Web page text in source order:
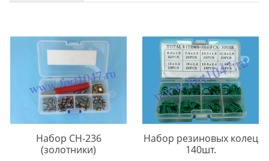
Набор CH-236
(золотники)
Набор резиновых колец
140шт.